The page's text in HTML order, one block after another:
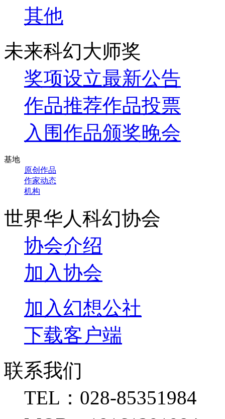
其他
未来科幻大师奖
奖项设立最新公告
作品推荐作品投票
入围作品颁奖晚会
基地
原创作品
作家动态
机构
世界华人科幻协会
协会介绍
加入协会
加入幻想公社
下载客户端
联系我们
TEL：028-85351984